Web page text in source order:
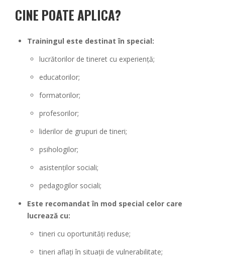
CINE POATE APLICA?
Trainingul este destinat în special:
lucrătorilor de tineret cu experiență;
educatorilor;
formatorilor;
profesorilor;
liderilor de grupuri de tineri;
psihologilor;
asistenților sociali;
pedagogilor sociali;
Este recomandat în mod special celor care
lucrează cu:
tineri cu oportunități reduse;
tineri aflați în situații de vulnerabilitate;